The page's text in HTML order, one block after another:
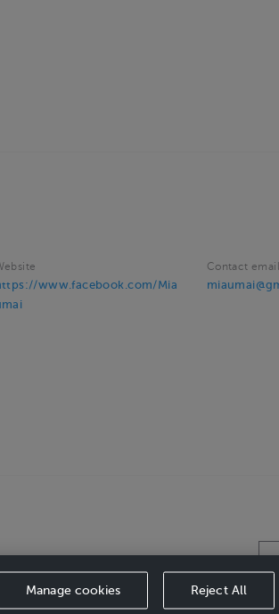
www.facebook.com/Mia
Contact email
Manage cookies Reject All